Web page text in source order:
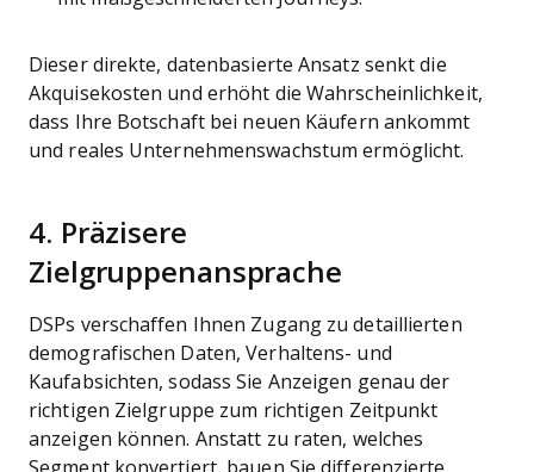
Dieser direkte, datenbasierte Ansatz senkt die
Akquisekosten und erhöht die Wahrscheinlichkeit,
dass Ihre Botschaft bei neuen Käufern ankommt
und reales Unternehmenswachstum ermöglicht.
4. Präzisere
Zielgruppenansprache
DSPs verschaffen Ihnen Zugang zu detaillierten
demografischen Daten, Verhaltens- und
Kaufabsichten, sodass Sie Anzeigen genau der
richtigen Zielgruppe zum richtigen Zeitpunkt
anzeigen können. Anstatt zu raten, welches
Segment konvertiert, bauen Sie differenzierte